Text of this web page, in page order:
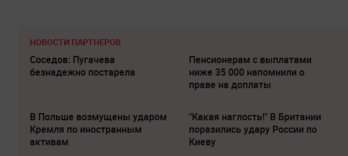
НОВОСТИ ПАРТНЕРОВ
Соседов: Пугачева
безнадежно постарела
Пенсионерам с выплатами
ниже 35 000 напомнили о
праве на доплаты
В Польше возмущены ударом
Кремля по иностранным
активам
"Какая наглость!" В Британии
поразились удару России по
Киеву